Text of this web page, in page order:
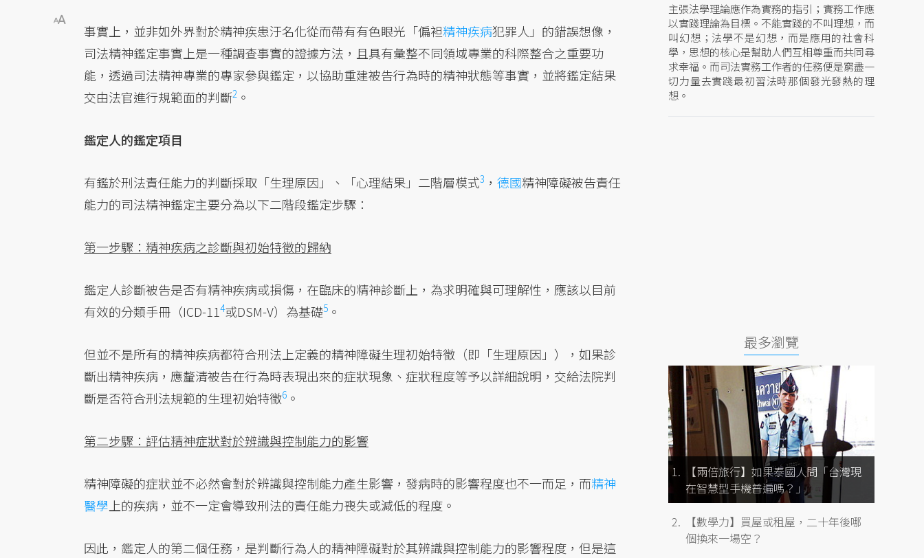
事實上，並非如外界對於精神疾患汙名化從而帶有有色眼光「偏袒精神疾病犯罪人」的錯誤想像，
司法精神鑑定事實上是一種調查事實的證據方法，且具有彙整不同領域專業的科際整合之重要功
能，透過司法精神專業的專家參與鑑定，以協助重建被告行為時的精神狀態等事實，並將鑑定結果
交由法官進行規範面的判斷2 。
鑑定人的鑑定項目
有鑑於刑法責任能力的判斷採取「生理原因」、「心理結果」二階層模式3 ， 德國精神障礙被告責任
能力的司法精神鑑定主要分為以下二階段鑑定步驟：
第一步驟：精神疾病之診斷與初始特徵的歸納
鑑定人診斷被告是否有精神疾病或損傷，在臨床的精神診斷上，為求明確與可理解性，應該以目前
有效的分類手冊（ICD-114或DSM-V）為基礎5 。
但並不是所有的精神疾病都符合刑法上定義的精神障礙生理初始特徵（即「生理原因」），如果診
斷出精神疾病，應釐清被告在行為時表現出來的症狀現象、症狀程度等予以詳細說明，交給法院判
斷是否符合刑法規範的生理初始特徵6 。
第二步驟：評估精神症狀對於辨識與控制能力的影響
精神障礙的症狀並不必然會對於辨識與控制能力產生影響，發病時的影響程度也不一而足，而精神
醫學上的疾病，並不一定會導致刑法的責任能力喪失或減低的程度。
因此，鑑定人的第二個任務，是判斷行為人的精神障礙對於其辨識與控制能力的影響程度，但是這
主張法學理論應作為實務的指引；實務工作應
以實踐理論為目標。不能實踐的不叫理想，而
叫幻想；法學不是幻想，而是應用的社會科
學，思想的核心是幫助人們互相尊重而共同尋
求幸福。而司法實務工作者的任務便是窮盡一
切力量去實踐最初習法時那個發光發熱的理
想。
最多瀏覽
【兩倍旅行】如果泰國人問「台灣現
在智慧型手機普遍嗎？」
【數學力】買屋或租屋，二十年後哪
個換來一場空？